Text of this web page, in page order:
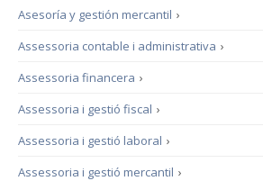
›
Asesoría y gestión mercantil
›
Assessoria contable i administrativa
›
Assessoria financera
›
Assessoria i gestió fiscal
›
Assessoria i gestió laboral
›
Assessoria i gestió mercantil